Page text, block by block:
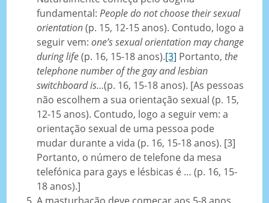
fundamental:People do not choose their sexual
orientation(p. 15, 12-15 anos). Contudo, logo a
seguir vem:one’s sexual orientation may change
during life(p. 16, 15-18 anos).[3] Portanto,the
telephone number of the gay and lesbian
switchboard is…(p. 16, 15-18 anos). [As pessoas
não escolhem a sua orientação sexual (p. 15,
12-15 anos). Contudo, logo a seguir vem: a
orientação sexual de uma pessoa pode
mudar durante a vida (p. 16, 15-18 anos). [3]
Portanto, o número de telefone da mesa
telefónica para gays e lésbicas é … (p. 16, 15-
18 anos).]
A masturbação deve começar aos 5-8 anos.